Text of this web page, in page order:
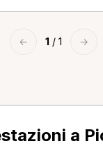
← 1 / 1 →
a